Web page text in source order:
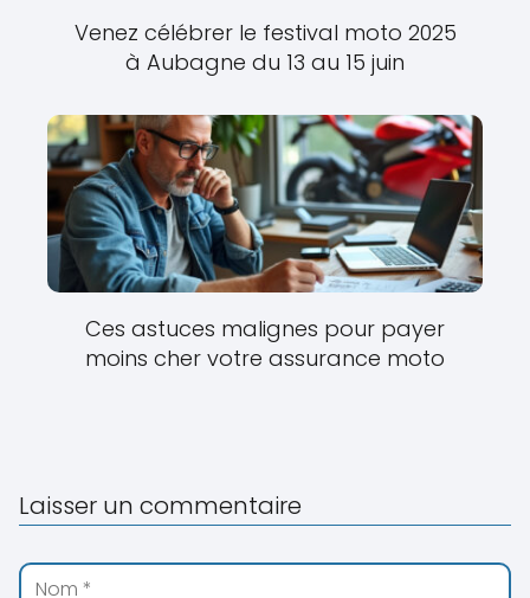
Venez célébrer le festival moto 2025
à Aubagne du 13 au 15 juin
Ces astuces malignes pour payer
moins cher votre assurance moto
Laisser un commentaire